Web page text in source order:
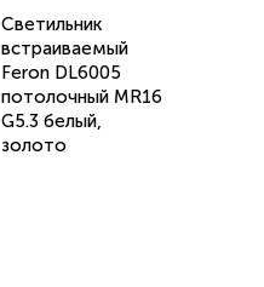
Светильник
встраиваемый
Feron DL6005
потолочный MR16
G5.3 белый,
золото